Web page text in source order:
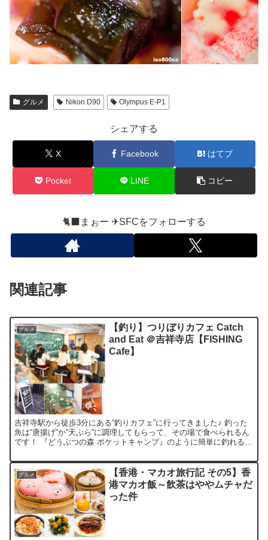
グルメ Nikon D90 Olympus E-P1
シェアする
X Facebook はてブ
Pocket LINE コピー
🐈‍⬛まぉー ✈︎SFCをフォローする
関連記事
グルメ
【釣り】つりぼりカフェ Catch
and Eat ＠吉祥寺店【FISHING
Cafe】
吉祥寺駅から徒歩3分にある“釣りカフェ”に行ってきました♪ 釣った
魚は“唐揚げ”か“天ぷら”に調理してもらって、その場で食べられるん
です！ 『どうぶつの森 ポケットキャンプ』のように簡単に釣れると
グルメ
【香港・マカオ旅行記 その5】香
港マカオ飯～飲茶はややムチャだ
った件